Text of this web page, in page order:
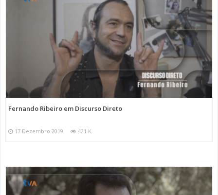
Fernando Ribeiro em Discurso Direto
17 Dezembro 2019 421 K